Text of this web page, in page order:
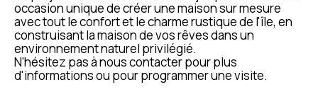
occasion unique de créer une maison sur mesure
avec tout le confort et le charme rustique de l'île, en
construisant la maison de vos rêves dans un
environnement naturel privilégié.
N'hésitez pas à nous contacter pour plus
d'informations ou pour programmer une visite.